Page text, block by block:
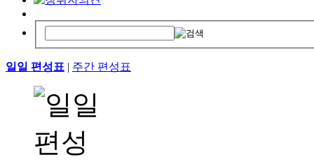
일일 편성표 | 주간 편성표